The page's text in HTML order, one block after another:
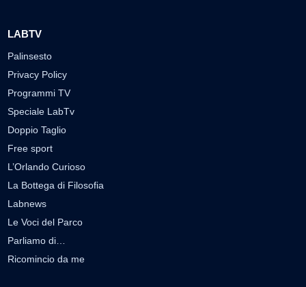
LABTV
Palinsesto
Privacy Policy
Programmi TV
Speciale LabTv
Doppio Taglio
Free sport
L’Orlando Curioso
La Bottega di Filosofia
Labnews
Le Voci del Parco
Parliamo di…
Ricomincio da me